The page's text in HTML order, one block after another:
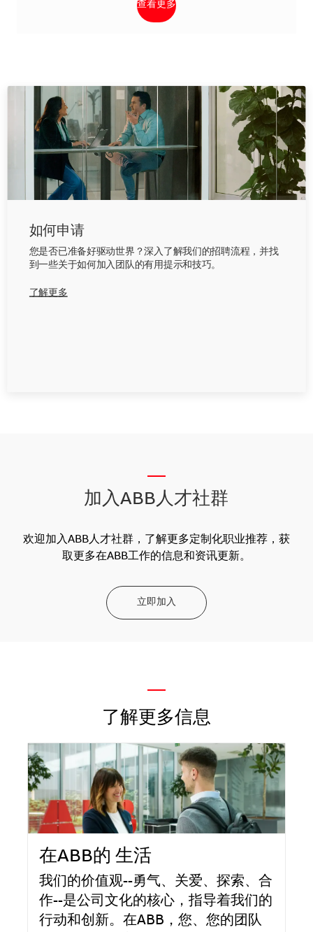
查看更多
如何申请
您是否已准备好驱动世界？深入了解我们的招聘流程，并找
到一些关于如何加入团队的有用提示和技巧。
了解更多
加入ABB人才社群
欢迎加入ABB人才社群，了解更多定制化职业推荐，获
取更多在ABB工作的信息和资讯更新。
立即加入
—
了解更多信息
在ABB的 生活
我们的价值观--勇气、关爱、探索、合
作--是公司文化的核心，指导着我们的
行动和创新。在ABB，您、您的团队